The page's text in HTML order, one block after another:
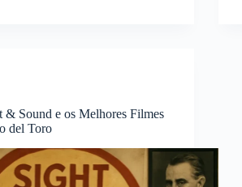
& Sound e os Melhores Filmes
del Toro